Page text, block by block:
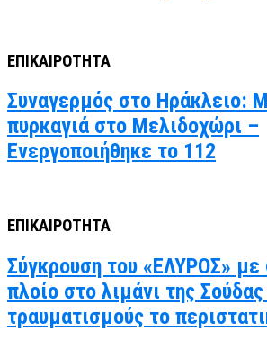
ΕΠΙΚΑΙΡΟΤΗΤΑ
Συναγερμός στο Ηράκλειο:
πυρκαγιά στο Μελιδοχώρι –
Ενεργοποιήθηκε το 112
ΕΠΙΚΑΙΡΟΤΗΤΑ
Σύγκρουση του «ΕΛΥΡΟΣ»
πλοίο στο λιμάνι της
τραυματισμούς το